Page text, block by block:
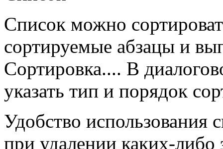
Список можно
сортируемые абзацы и
Сортировка.... В
указать тип и порядок
Удобство использования
при удалении каких-либо